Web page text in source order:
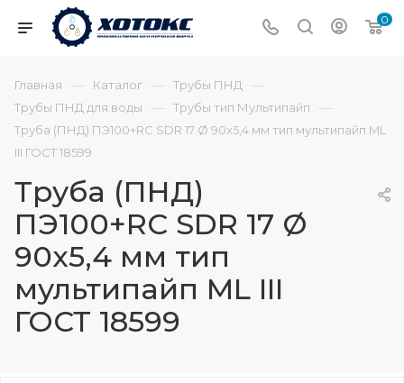
0
Главная — Каталог — Трубы ПНД —
Трубы ПНД для воды — Трубы тип Мультипайп —
Труба (ПНД) ПЭ100+RC SDR 17 Ø 90х5,4 мм тип мультипайп ML
III ГОСТ 18599
Труба (ПНД)
ПЭ100+RC SDR 17 Ø
90х5,4 мм тип
мультипайп ML III
ГОСТ 18599